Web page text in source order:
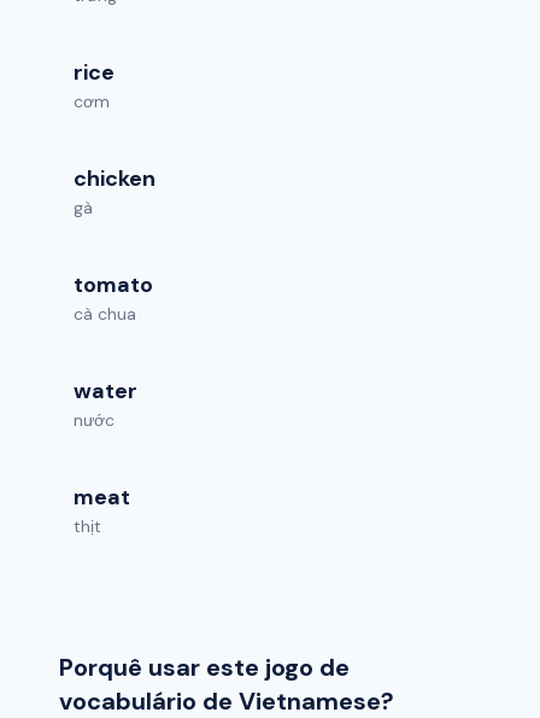
rice
cơm
chicken
gà
tomato
cà chua
water
nước
meat
thịt
Porquê usar este jogo de
vocabulário de Vietnamese?